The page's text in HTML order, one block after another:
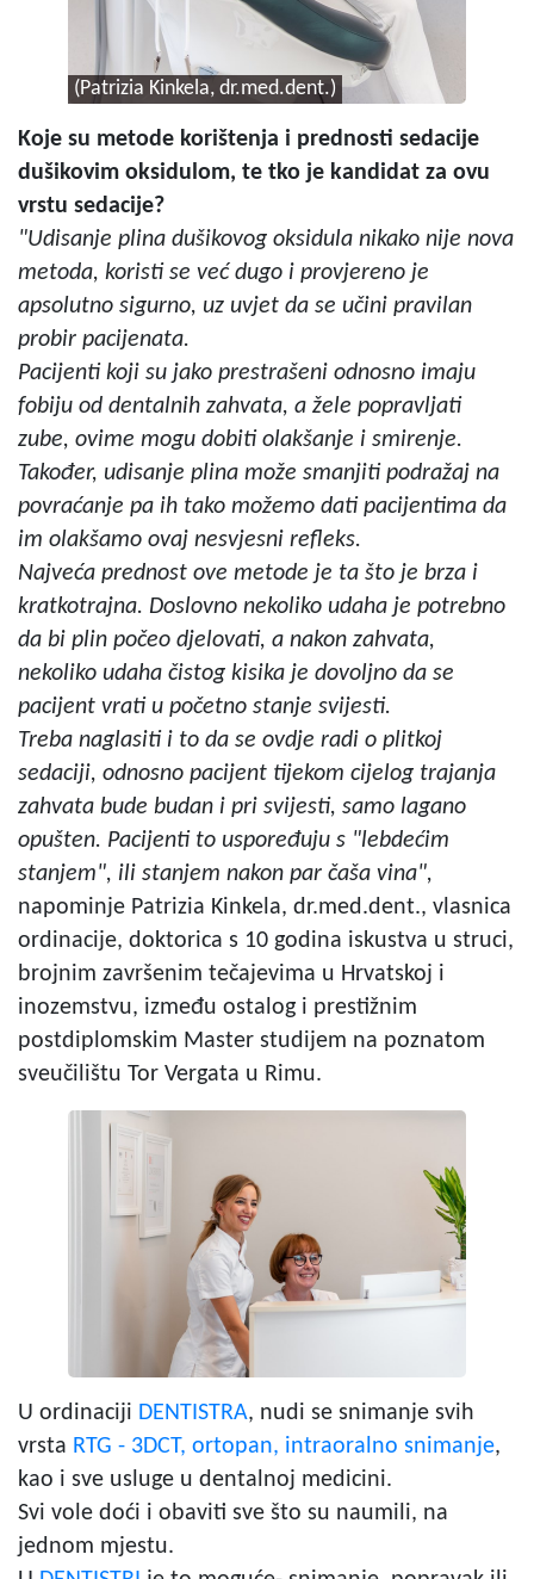
(Patrizia Kinkela, dr.med.dent.)
Koje su metode korištenja i prednosti sedacije
dušikovim oksidulom, te tko je kandidat za ovu
vrstu sedacije?
"Udisanje plina dušikovog oksidula nikako nije nova
metoda, koristi se već dugo i provjereno je
apsolutno sigurno, uz uvjet da se učini pravilan
probir pacijenata.
Pacijenti koji su jako prestrašeni odnosno imaju
fobiju od dentalnih zahvata, a žele popravljati
zube, ovime mogu dobiti olakšanje i smirenje.
Također, udisanje plina može smanjiti podražaj na
povraćanje pa ih tako možemo dati pacijentima da
im olakšamo ovaj nesvjesni refleks.
Najveća prednost ove metode je ta što je brza i
kratkotrajna. Doslovno nekoliko udaha je potrebno
da bi plin počeo djelovati, a nakon zahvata,
nekoliko udaha čistog kisika je dovoljno da se
pacijent vrati u početno stanje svijesti.
Treba naglasiti i to da se ovdje radi o plitkoj
sedaciji, odnosno pacijent tijekom cijelog trajanja
zahvata bude budan i pri svijesti, samo lagano
opušten. Pacijenti to uspoređuju s "lebdećim
stanjem", ili stanjem nakon par čaša vina",
napominje Patrizia Kinkela, dr.med.dent., vlasnica
ordinacije, doktorica s 10 godina iskustva u struci,
brojnim završenim tečajevima u Hrvatskoj i
inozemstvu, između ostalog i prestižnim
postdiplomskim Master studijem na poznatom
sveučilištu Tor Vergata u Rimu.
U ordinaciji DENTISTRA, nudi se snimanje svih
vrsta RTG - 3DCT, ortopan, intraoralno snimanje,
kao i sve usluge u dentalnoj medicini.
Svi vole doći i obaviti sve što su naumili, na
jednom mjestu.